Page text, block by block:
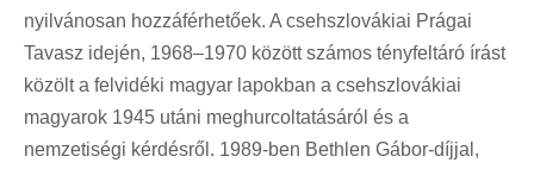
nyilvánosan hozzáférhetőek. A csehszlovákiai Prágai
Tavasz idején, 1968–1970 között számos tényfeltáró írást
közölt a felvidéki magyar lapokban a csehszlovákiai
magyarok 1945 utáni meghurcoltatásáról és a
nemzetiségi kérdésről. 1989-ben Bethlen Gábor-díjjal,